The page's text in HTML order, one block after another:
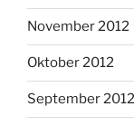
November 2012
Oktober 2012
September 2012